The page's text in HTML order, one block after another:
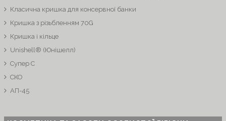
Класична кришка для консервної банки
Кришка з різьбленням 70G
Кришка і кільце
Unishell® (Юнішелл)
Супер C
СКО
АП-45